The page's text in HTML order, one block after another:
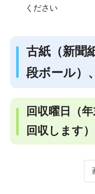
ください
古紙（新聞
段ボール）
回収曜日
（
回収します）